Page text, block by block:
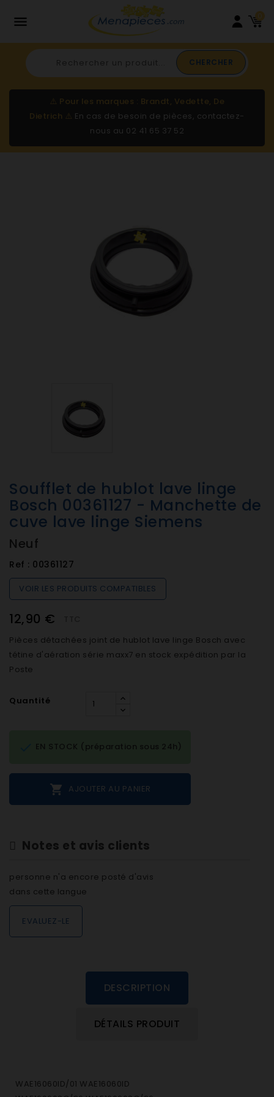
 0
CHERCHER
⚠️ Pour les marques : Brandt, Vedette, De
Dietrich ⚠️ En cas de besoin de pièces, contactez-
nous au 02 41 65 37 52
Soufflet de hublot lave linge
Bosch 00361127 - Manchette de
cuve lave linge Siemens
Neuf
Ref : 00361127
VOIR LES PRODUITS COMPATIBLES
12,90 €
Pièces détachées joint de hublot lave linge Bosch avec
tétine d'aération série maxx7 en stock expédition par la
Poste
Quantité
 AJOUTER AU PANIER
EN STOCK (préparation sous 24h)
Notes et avis clients
personne n'a encore posté d'avis
dans cette langue
EVALUEZ-LE
DESCRIPTION
DÉTAILS PRODUIT
WAE16060ID/01 WAE16060ID